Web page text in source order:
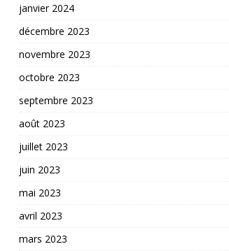
janvier 2024
décembre 2023
novembre 2023
octobre 2023
septembre 2023
août 2023
juillet 2023
juin 2023
mai 2023
avril 2023
mars 2023